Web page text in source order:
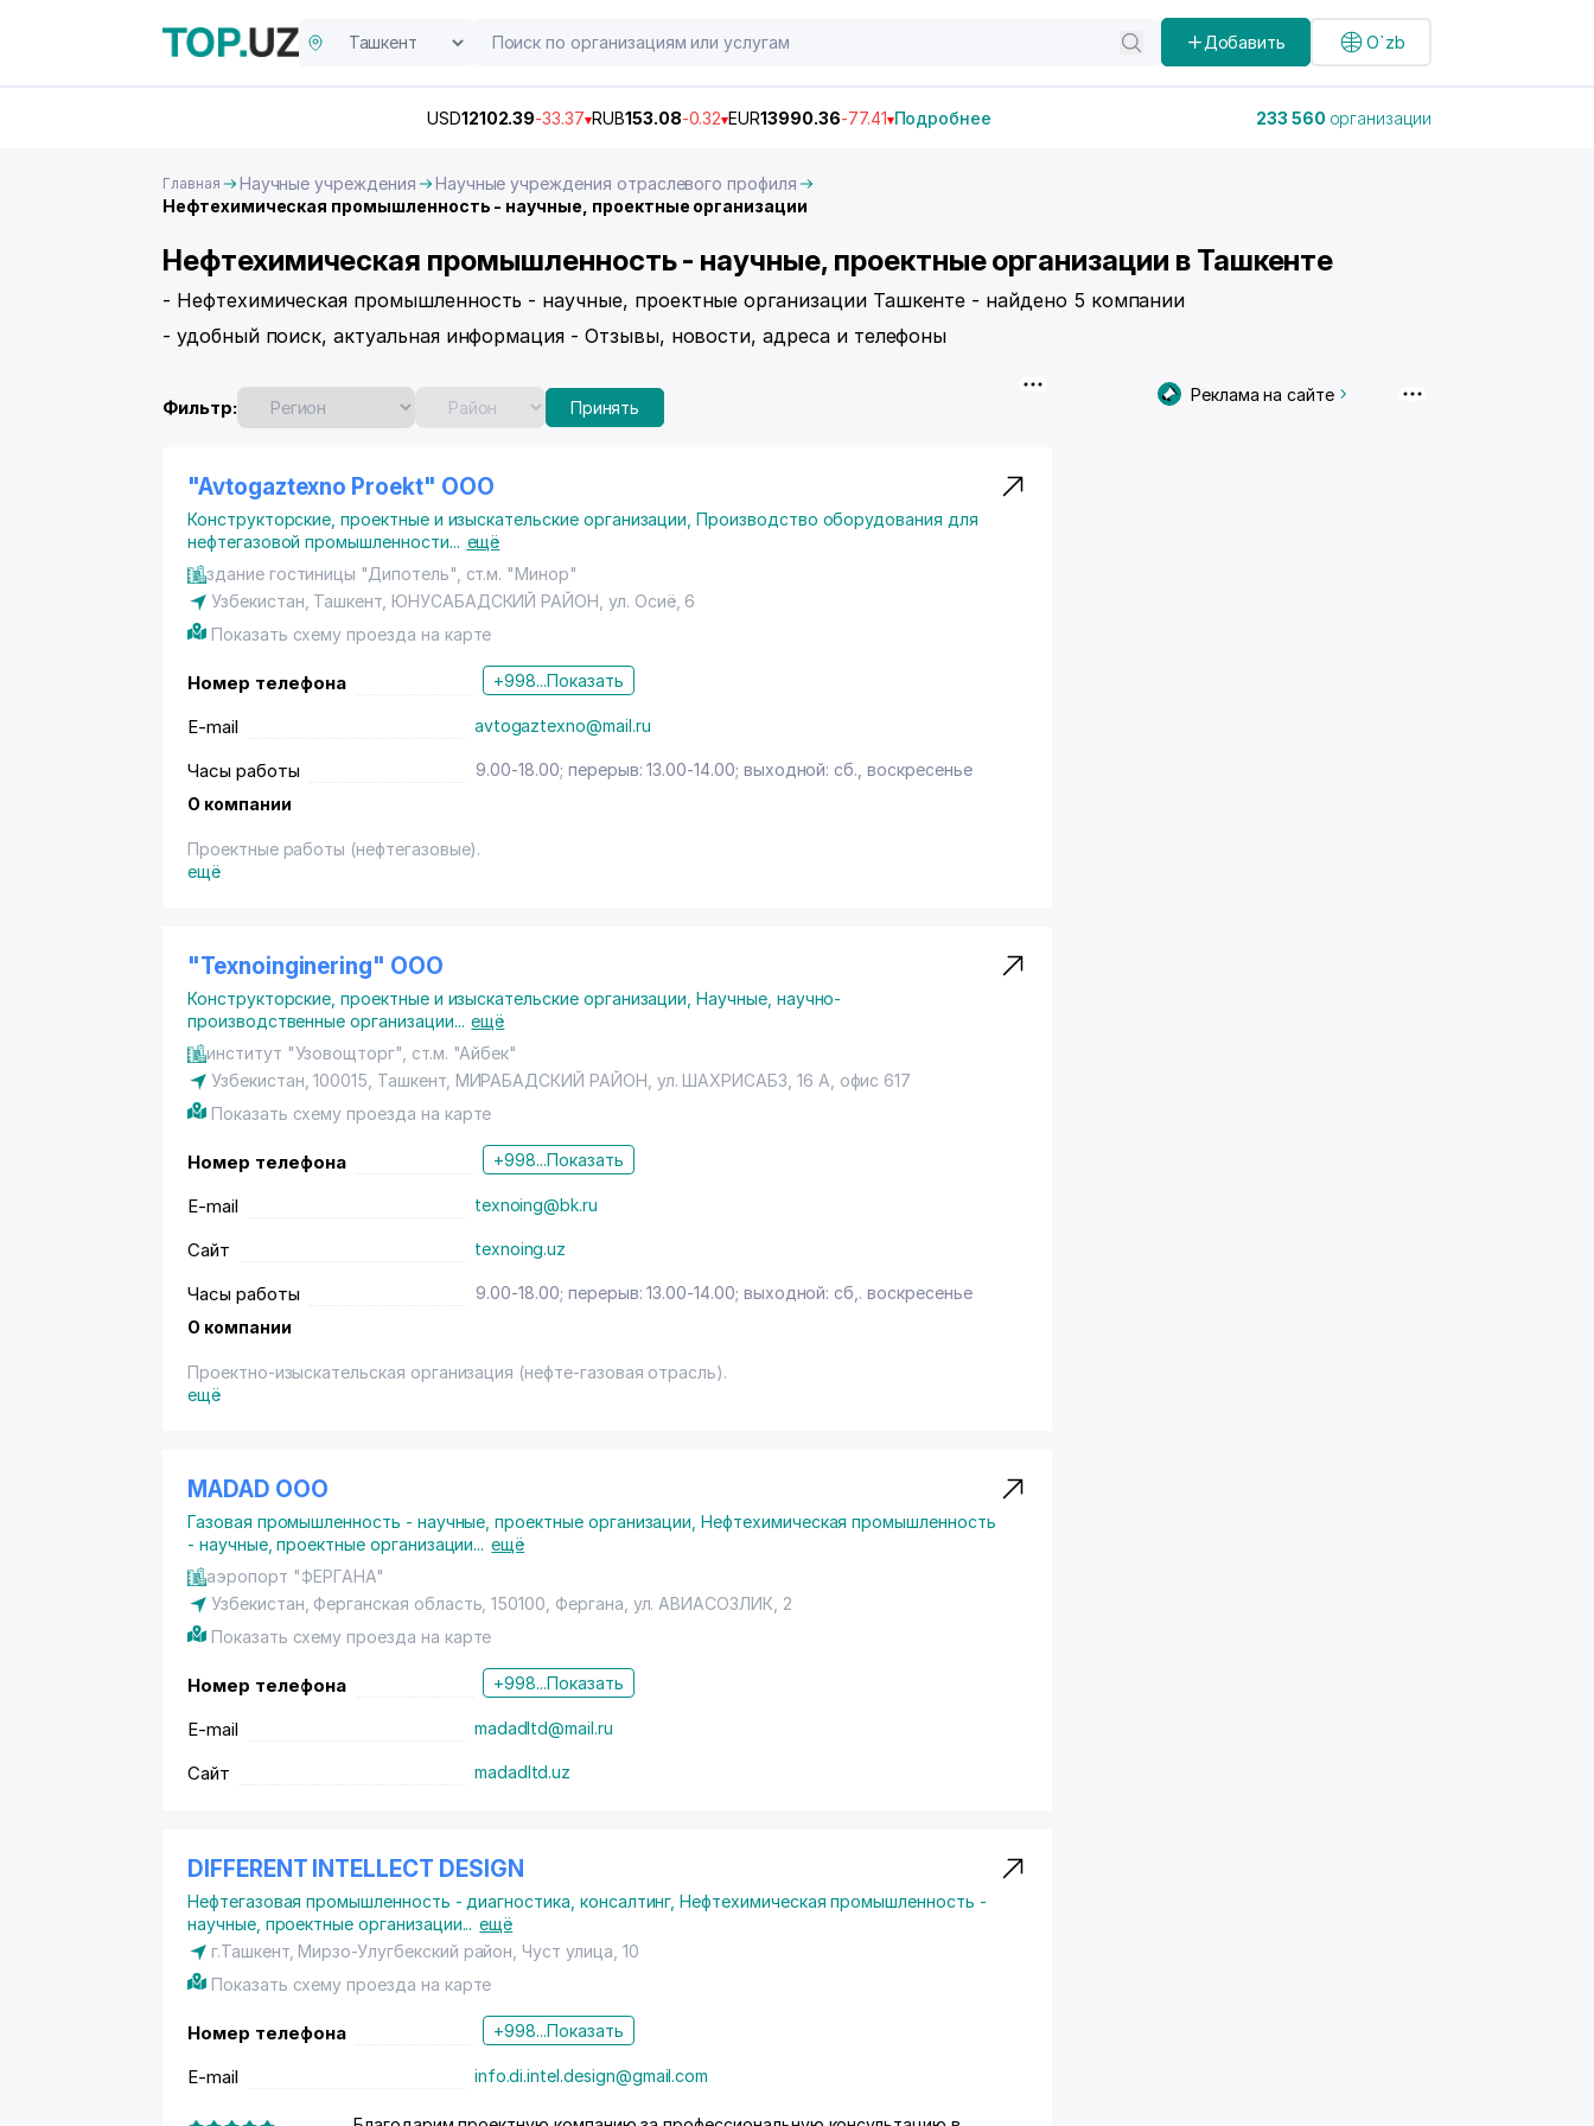
Добавить O`zb
USD12102.39-33.37 RUB153.08-0.32 EUR13990.36-77.41 Подробнее 233 560 организации
Главная Научные учреждения
Научные учреждения отраслевого профиля
Нефтехимическая промышленность - научные, проектные организации
Нефтехимическая промышленность - научные, проектные организации в Ташкенте
- Нефтехимическая промышленность - научные, проектные организации Ташкенте - найдено 5 компании
- удобный поиск, актуальная информация - Отзывы, новости, адреса и телефоны
Фильтр: Принять
"Avtogaztexno Proekt" ООО
Конструкторские, проектные и изыскательские организации ,Производство оборудования для
нефтегазовой промышленности... ещё
здание гостиницы "Дипотель", ст.м. "Минор"
Узбекистан, Ташкент ЮНУСАБАДСКИЙ РАЙОН ул. Осиё, 6
Показать схему проезда на карте
Номер телефона +998...Показать
E-mail avtogaztexno@mail.ru
Часы работы
9.00-18.00; перерыв: 13.00-14.00; выходной: сб., воскресенье
О компании
Проектные работы (нефтегазовые).
ещё
"Texnoinginering" ООО
Конструкторские, проектные и изыскательские организации ,Научные, научно-
производственные организации... ещё
институт "Узовощторг", ст.м. "Айбек"
Узбекистан, 100015, Ташкент, МИРАБАДСКИЙ РАЙОН , ул. ШАХРИСАБЗ, 16 А, офис 617
Показать схему проезда на карте
Номер телефона +998...Показать
E-mail texnoing@bk.ru
Сайт texnoing.uz
Часы работы
9.00-18.00; перерыв: 13.00-14.00; выходной: сб,. воскресенье
О компании
Проектно-изыскательская организация (нефте-газовая отрасль).
ещё
MADAD ООО
Газовая промышленность - научные, проектные организации ,Нефтехимическая промышленность
- научные, проектные организации... ещё
аэропорт "ФЕРГАНА"
Узбекистан, Ферганская область, 150100, Фергана, ул. АВИАСОЗЛИК , 2
Показать схему проезда на карте
Номер телефона +998...Показать
E-mail madadltd@mail.ru
Сайт madadltd.uz
DIFFERENT INTELLECT DESIGN
Нефтегазовая промышленность - диагностика, консалтинг,Нефтехимическая промышленность -
научные, проектные организации... ещё
г.Ташкент, Мирзо-Улугбекский район , Чуст улица, 10
Показать схему проезда на карте
Номер телефона +998...Показать
E-mail info.di.intel.design@gmail.com
Реклама на сайте